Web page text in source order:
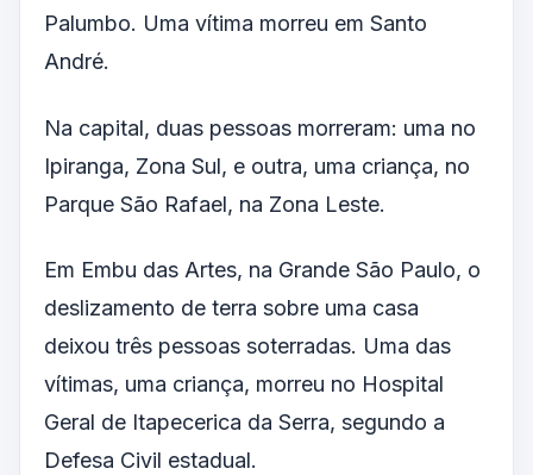
Palumbo. Uma vítima morreu em Santo
André.
Na capital, duas pessoas morreram: uma no
Ipiranga, Zona Sul, e outra, uma criança, no
Parque São Rafael, na Zona Leste.
Em Embu das Artes, na Grande São Paulo, o
deslizamento de terra sobre uma casa
deixou três pessoas soterradas. Uma das
vítimas, uma criança, morreu no Hospital
Geral de Itapecerica da Serra, segundo a
Defesa Civil estadual.